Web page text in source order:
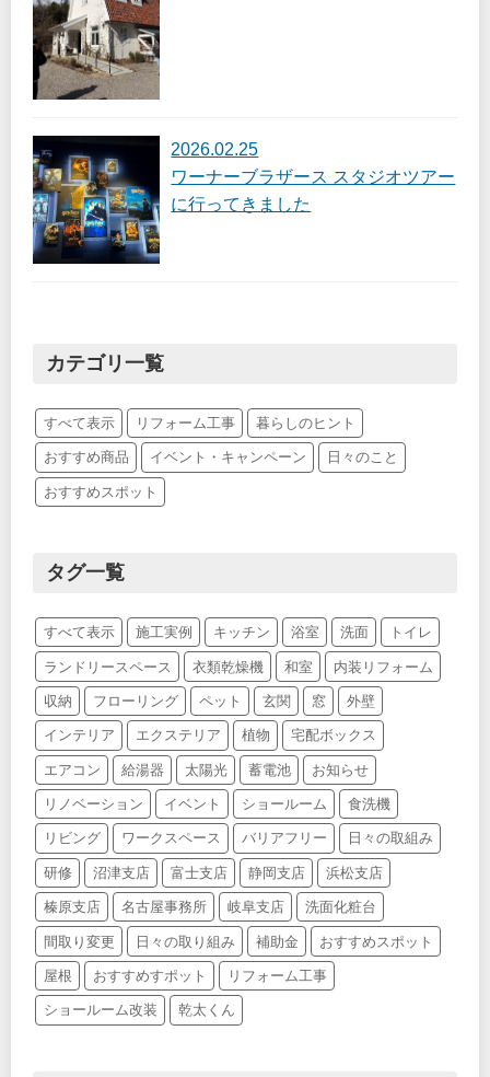
2026.02.25
ワーナーブラザース スタジオツアー
に行ってきました
カテゴリ一覧
すべて表示 リフォーム工事 暮らしのヒント
おすすめ商品 イベント・キャンペーン 日々のこと
おすすめスポット
タグ一覧
すべて表示 施工実例 キッチン 浴室 洗面 トイレ
ランドリースペース 衣類乾燥機 和室 内装リフォーム
収納 フローリング ペット 玄関 窓 外壁
インテリア エクステリア 植物 宅配ボックス
エアコン 給湯器 太陽光 蓄電池 お知らせ
リノベーション イベント ショールーム 食洗機
リビング ワークスペース バリアフリー 日々の取組み
研修 沼津支店 富士支店 静岡支店 浜松支店
榛原支店 名古屋事務所 岐阜支店 洗面化粧台
間取り変更 日々の取り組み 補助金 おすすめスポット
屋根 おすすめすポット リフォーム工事
ショールーム改装 乾太くん